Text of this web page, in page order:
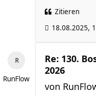
Zitieren
18.08.2025,
RunFlow
Re: 130.
2026
von